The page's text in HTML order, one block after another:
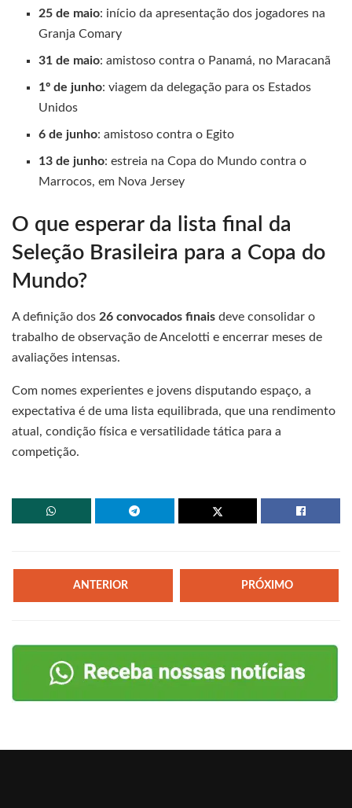
25 de maio: início da apresentação dos jogadores na
Granja Comary
31 de maio: amistoso contra o Panamá, no Maracanã
1º de junho: viagem da delegação para os Estados
Unidos
6 de junho: amistoso contra o Egito
13 de junho: estreia na Copa do Mundo contra o
Marrocos, em Nova Jersey
O que esperar da lista final da
Seleção Brasileira para a Copa do
Mundo?
A definição dos 26 convocados finais deve consolidar o
trabalho de observação de Ancelotti e encerrar meses de
avaliações intensas.
Com nomes experientes e jovens disputando espaço, a
expectativa é de uma lista equilibrada, que una rendimento
atual, condição física e versatilidade tática para a
competição.
ANTERIOR PRÓXIMO